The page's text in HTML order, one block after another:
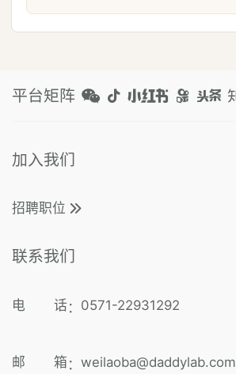
平台矩阵
加入我们
招聘职位
联系我们
电 话 ： 0571-22931292
邮 箱 ： weilaoba@daddylab.com